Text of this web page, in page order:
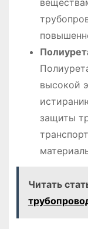
высокой
защиты
Читать